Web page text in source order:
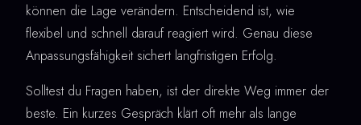
können die Lage verändern. Entscheidend ist, wie
flexibel und schnell darauf reagiert wird. Genau diese
Anpassungsfähigkeit sichert langfristigen Erfolg.
Solltest du Fragen haben, ist der direkte Weg immer der
beste. Ein kurzes Gespräch klärt oft mehr als lange